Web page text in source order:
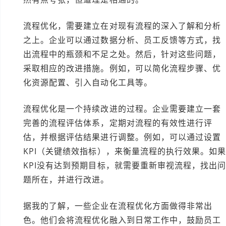
流程优化，需要建立在对现有流程的深入了解和分析
之上。企业可以通过数据分析、员工反馈等方式，找
出流程中的瓶颈和不足之处。然后，针对这些问题，
采取相应的改进措施。例如，可以简化流程步骤、优
化资源配置、引入自动化工具等。
流程优化是一个持续改进的过程。企业需要建立一套
完善的流程评估体系，定期对流程的有效性进行评
估，并根据评估结果进行调整。例如，可以通过设置
KPI（关键绩效指标），来衡量流程的执行效果。如果
KPI没有达到预期目标，就需要重新审视流程，找出问
题所在，并进行改进。
据我的了解，一些企业在流程优化方面做得非常出
色。他们会将流程优化融入到日常工作中，鼓励员工